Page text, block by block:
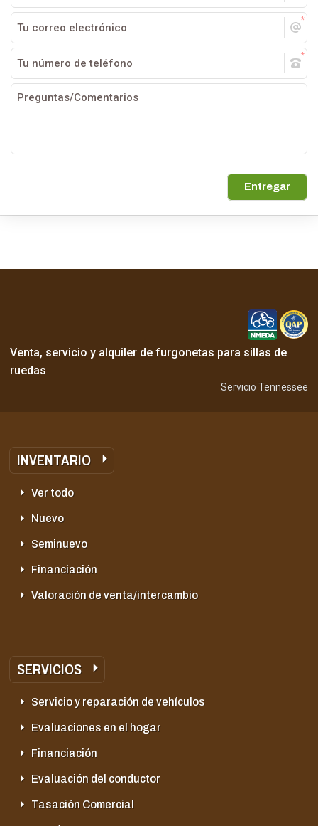
Entregar
Venta, servicio y alquiler de furgonetas para sillas de
ruedas
Servicio Tennessee
INVENTARIO
Ver todo
Nuevo
Seminuevo
Financiación
Valoración de venta/intercambio
SERVICIOS
Servicio y reparación de vehículos
Evaluaciones en el hogar
Financiación
Evaluación del conductor
Tasación Comercial